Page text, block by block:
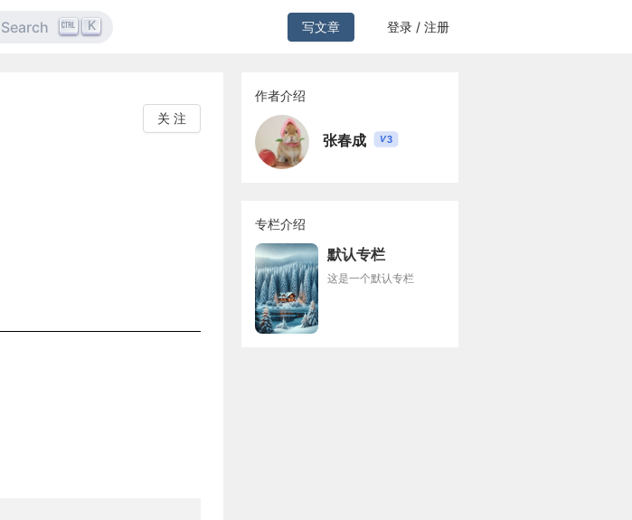
Search K 写文章 登录 / 注册
关 注
作者介绍
张春成 V3
专栏介绍
默认专栏
这是一个默认专栏